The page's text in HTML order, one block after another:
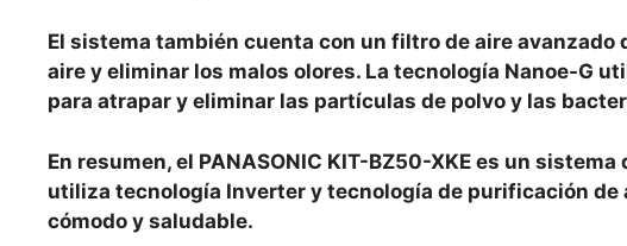
El sistema también cuenta con un filtro de aire
aire y eliminar los malos olores. La tecnología Nanoe-G
para atrapar y eliminar las partículas de polvo y las
En resumen, el PANASONIC KIT-BZ50-XKE es un
utiliza tecnología Inverter y tecnología de purificación
cómodo y saludable.